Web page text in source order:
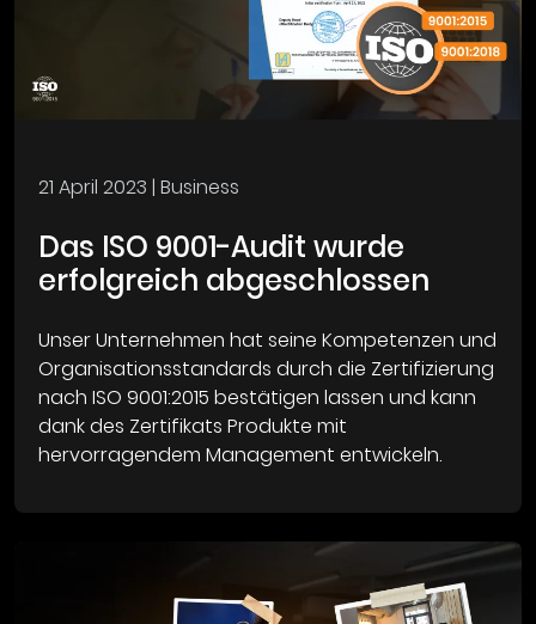
21 April 2023 | Business
Das ISO 9001-Audit wurde
erfolgreich abgeschlossen
Unser Unternehmen hat seine Kompetenzen und
Organisationsstandards durch die Zertifizierung
nach ISO 9001:2015 bestätigen lassen und kann
dank des Zertifikats Produkte mit
hervorragendem Management entwickeln.